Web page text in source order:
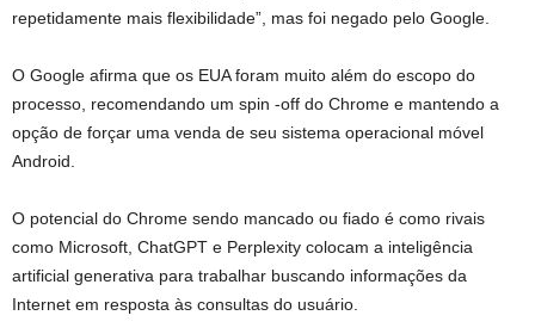
repetidamente mais flexibilidade”, mas foi negado pelo Google.
O Google afirma que os EUA foram muito além do escopo do
processo, recomendando um spin -off do Chrome e mantendo a
opção de forçar uma venda de seu sistema operacional móvel
Android.
O potencial do Chrome sendo mancado ou fiado é como rivais
como Microsoft, ChatGPT e Perplexity colocam a inteligência
artificial generativa para trabalhar buscando informações da
Internet em resposta às consultas do usuário.